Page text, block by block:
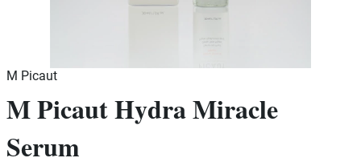
M Picaut
M Picaut Hydra Miracle
Serum